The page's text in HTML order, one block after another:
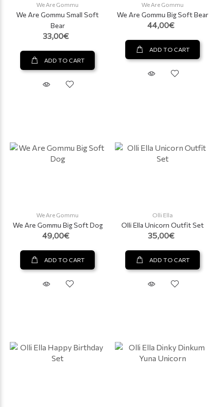
We Are Gommu
We Are Gommu Small Soft
Bear
33,00€
ADD TO CART
We Are Gommu
We Are Gommu Big Soft Bear
44,00€
ADD TO CART
We Are Gommu
We Are Gommu Big Soft Dog
49,00€
ADD TO CART
Olli Ella
Olli Ella Unicorn Outfit Set
35,00€
ADD TO CART